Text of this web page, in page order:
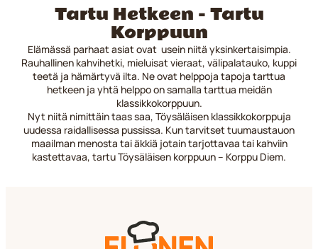
Tartu Hetkeen - Tartu
Korppuun
Elämässä parhaat asiat ovat usein niitä yksinkertaisimpia.
Rauhallinen kahvihetki, mieluisat vieraat, välipalatauko, kuppi
teetä ja hämärtyvä ilta. Ne ovat helppoja tapoja tarttua
hetkeen ja yhtä helppo on samalla tarttua meidän
klassikkokorppuun.
Nyt niitä nimittäin taas saa, Töysäläisen klassikkokorppuja
uudessa raidallisessa pussissa. Kun tarvitset tuumaustauon
maailman menosta tai äkkiä jotain tarjottavaa tai kahviin
kastettavaa, tartu Töysäläisen korppuun – Korppu Diem.